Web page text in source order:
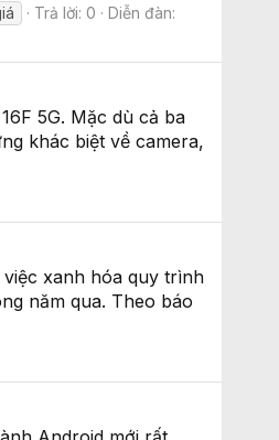
Trả lời: 0
Diễn đàn:
5G. Mặc dù cả ba
khác biệt về camera,
xanh hóa quy trình
năm qua. Theo báo